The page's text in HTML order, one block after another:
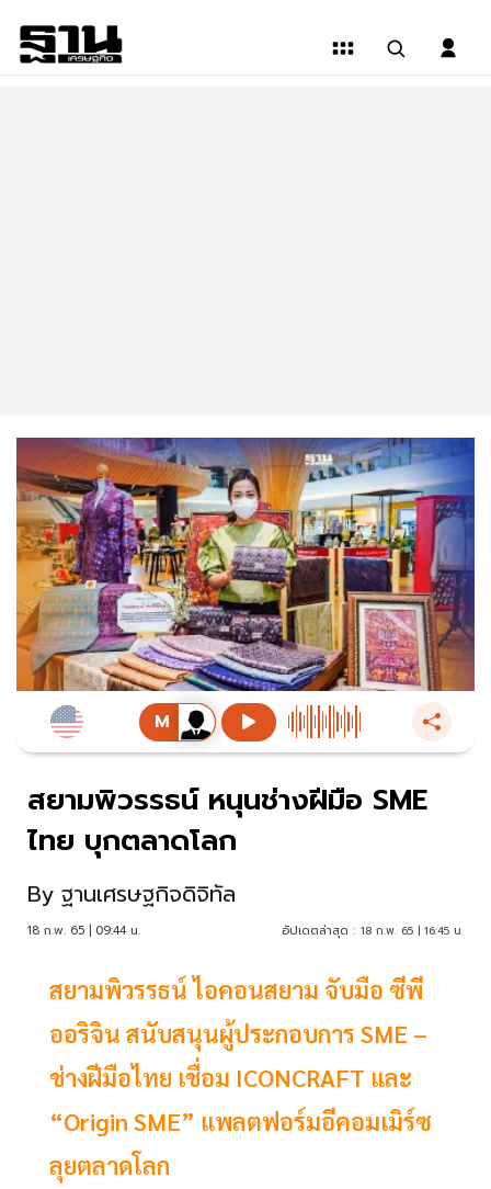
สยามพิวรรธน์ หนุนช่างฝีมือ SME
ไทย บุกตลาดโลก
By ฐานเศรษฐกิจดิจิทัล
18 ก.พ. 65 | 09:44 น. อัปเดตล่าสุด : 18 ก.พ. 65 | 16:45 น.
สยามพิวรรธน์ ไอคอนสยาม จับมือ ซีพี
ออริจิน สนับสนุนผู้ประกอบการ SME –
ช่างฝีมือไทย เชื่อม ICONCRAFT และ
“Origin SME” แพลตฟอร์มอีคอมเมิร์ซ
ลุยตลาดโลก